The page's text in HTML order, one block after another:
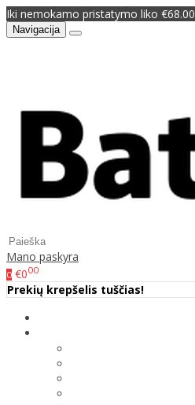
Iki nemokamo pristatymo liko €68.00
Navigacija
Mano paskyra
0 €000
Prekių krepšelis tuščias!